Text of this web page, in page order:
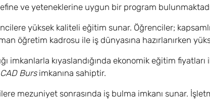
ve yeteneklerine uygun bir program
yüksek kaliteli eğitim sunar. Öğrenciler;
öğretim kadrosu ile iş dünyasına hazırlanırken
imkanlarla kıyaslandığında ekonomik eğitim
Bursimkanına sahiptir.
mezuniyet sonrasında iş bulma imkanı sunar.